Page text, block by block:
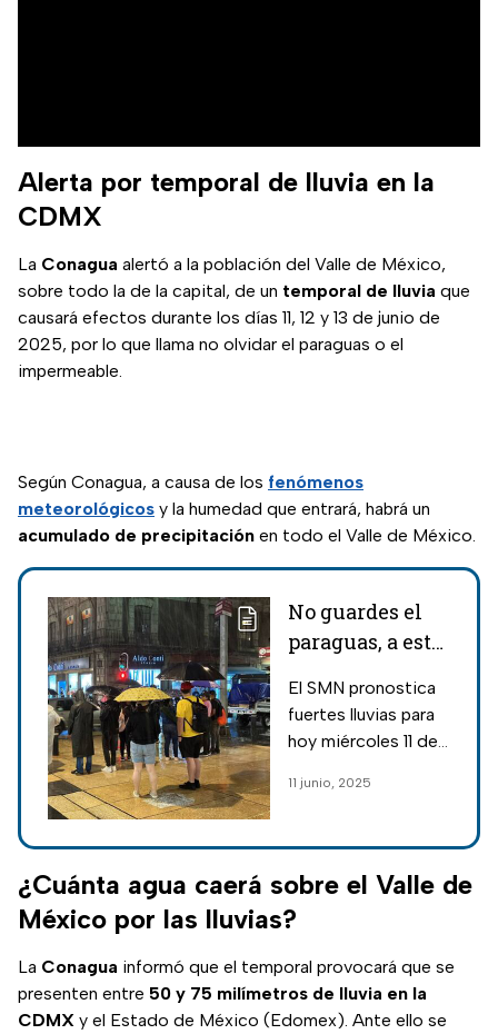
Alerta por temporal de lluvia en la
CDMX
La Conagua alertó a la población del Valle de México,
sobre todo la de la capital, de un temporal de lluvia que
causará efectos durante los días 11, 12 y 13 de junio de
2025, por lo que llama no olvidar el paraguas o el
impermeable.
Según Conagua, a causa de los fenómenos
meteorológicos y la humedad que entrará, habrá un
acumulado de precipitación en todo el Valle de México.
No guardes el
paraguas, a esta
hoy en CDMX
El SMN pronostica
fuertes lluvias para
hoy miércoles 11 de
conoce a qué hora
alcaldías serán las
más afectadas.
11 junio, 2025
¿Cuánta agua caerá sobre el Valle de
México por las lluvias?
La Conagua informó que el temporal provocará que se
presenten entre 50 y 75 milímetros de lluvia en la
CDMX y el Estado de México (Edomex). Ante ello se